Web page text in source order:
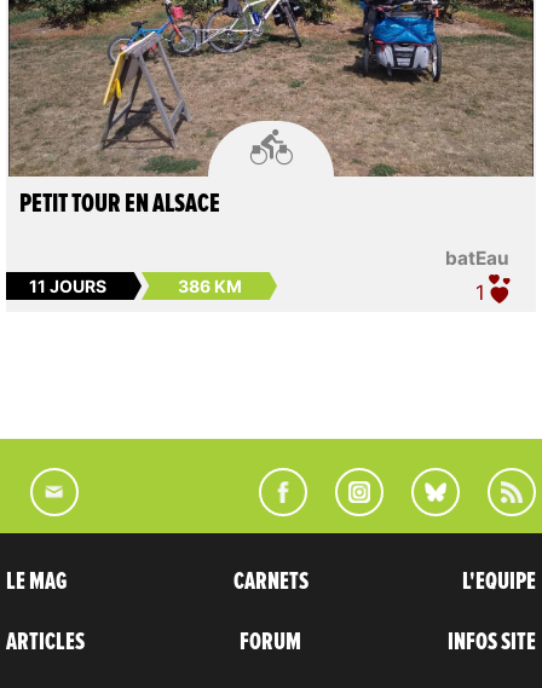

batEau
PETIT TOUR EN ALSACE
11 JOURS 386 KM 1
LE MAG
ARTICLES
CARNETS
FORUM
L'EQUIPE
INFOS SITE